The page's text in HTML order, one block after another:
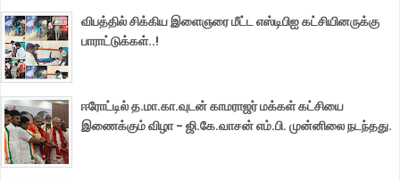
விபத்தில் சிக்கிய இளைஞரை மீட்ட எஸ்டிபிஐ கட்சியினருக்கு
பாராட்டுக்கள்..!
ஈரோட்டில் த.மா.கா.வுடன் காமராஜர் மக்கள் கட்சியை
இணைக்கும் விழா - ஜி.கே.வாசன் எம்.பி. முன்னிலை நடந்தது.